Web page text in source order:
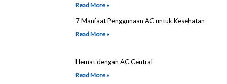
Read More »
7 Manfaat Penggunaan AC untuk Kesehatan
Read More »
Hemat dengan AC Central
Read More »